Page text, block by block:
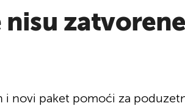
i novi paket pomoći za